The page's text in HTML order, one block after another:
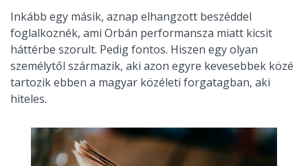
Inkább egy másik, aznap elhangzott beszéddel
foglalkoznék, ami Orbán performansza miatt kicsit
háttérbe szorult. Pedig fontos. Hiszen egy olyan
személytől származik, aki azon egyre kevesebbek közé
tartozik ebben a magyar közéleti forgatagban, aki
hiteles.